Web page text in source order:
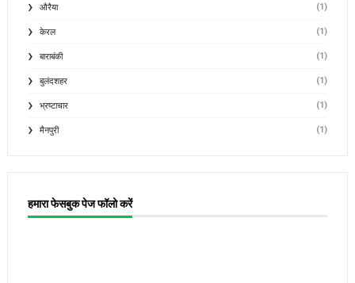
औरैया (1)
केरल (1)
बाराबंकी (1)
बुलंदशहर (1)
भ्रष्टाचार (1)
मैनपुरी (1)
हमारा फेसबुक पेज फॉलो करें